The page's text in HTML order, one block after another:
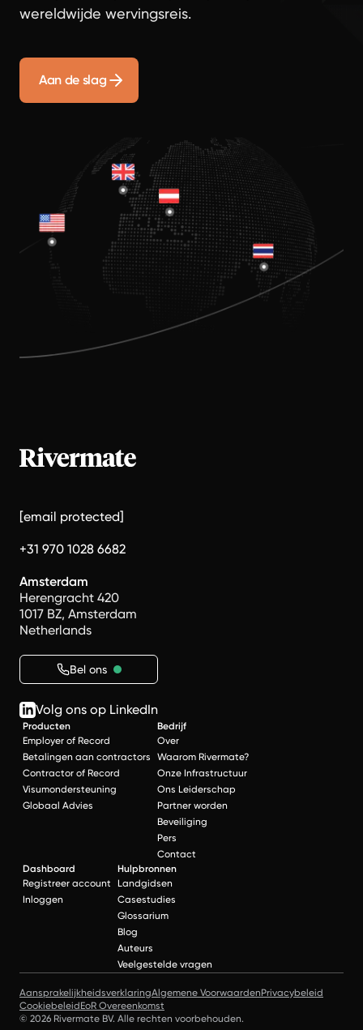
wereldwijde wervingsreis.
Aan de slag
[email protected]
+31 970 1028 6682
Amsterdam
Herengracht 420
1017 BZ, Amsterdam
Netherlands
Bel ons
Volg ons op LinkedIn
Producten
Employer of Record
Betalingen aan contractors
Contractor of Record
Visumondersteuning
Globaal Advies
Bedrijf
Over
Waarom Rivermate?
Onze Infrastructuur
Ons Leiderschap
Partner worden
Beveiliging
Pers
Contact
Dashboard
Registreer account
Inloggen
Hulpbronnen
Landgidsen
Casestudies
Glossarium
Blog
Auteurs
Veelgestelde vragen
AansprakelijkheidsverklaringAlgemene VoorwaardenPrivacybeleid
CookiebeleidEoR Overeenkomst
© 2026 Rivermate BV. Alle rechten voorbehouden.